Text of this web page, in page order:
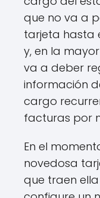
que no va a
tarjeta hasta
y, en la
va a deber
información
cargo
facturas por
En el
novedosa
que traen